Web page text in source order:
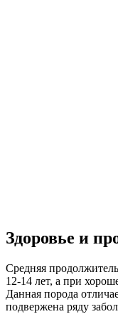
Здоровье и
Средняя
12-14 лет, а при
Данная порода
подвержена ряду